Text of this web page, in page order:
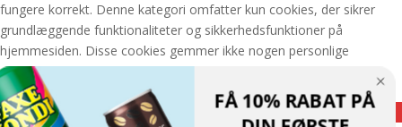
fungere korrekt. Denne kategori omfatter kun cookies, der sikrer
grundlæggende funktionaliteter og sikkerhedsfunktioner på
hjemmesiden. Disse cookies gemmer ikke nogen personlige
oplysninger.
GEM & ACCEPTÈR
Translate »
FÅ 10% RABAT PÅ